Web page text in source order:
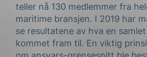
teller nå 130 medlemmer fra
maritime bransjen. I 2019 har
se resultatene av hva en
kommet fram til. En viktig